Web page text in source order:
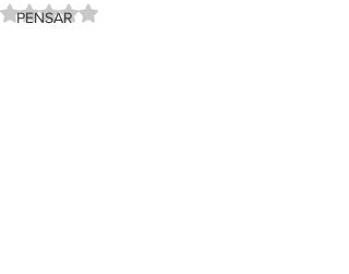
PENSARRated NaN out of 5 stars.